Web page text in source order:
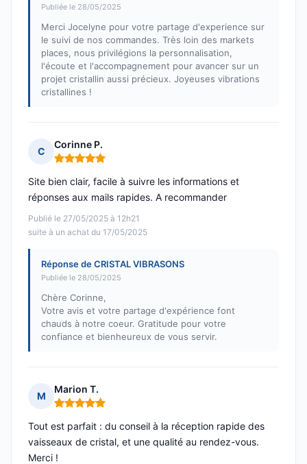
Publiée le 28/05/2025
Merci Jocelyne pour votre partage d'experience sur
le suivi de nos commandes. Très loin des markets
places, nous privilégions la personnalisation,
l'écoute et l'accompagnement pour avancer sur un
projet cristallin aussi précieux. Joyeuses vibrations
cristallines !
C
Corinne P.
Note : 5 sur 5
Publié le 27/05/2025 à 12h21
suite à un achat du 17/05/2025
Site bien clair, facile à suivre les informations et
réponses aux mails rapides. A recommander
Réponse de CRISTAL VIBRASONS
Publiée le 28/05/2025
Chère Corinne,
Votre avis et votre partage d'expérience font
chauds à notre coeur. Gratitude pour votre
confiance et bienheureux de vous servir.
M
Marion T.
Note : 5 sur 5
Tout est parfait : du conseil à la réception rapide des
vaisseaux de cristal, et une qualité au rendez-vous.
Merci !